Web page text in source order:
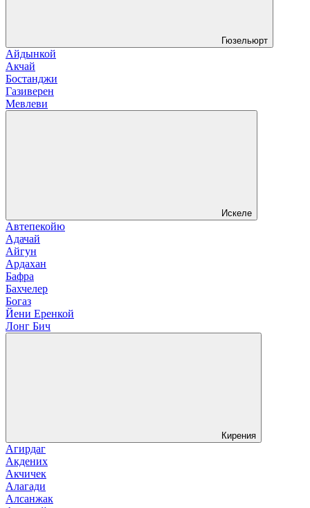
Гюзельюрт
Айдынкой
Акчай
Бостанджи
Газиверен
Мевлеви
Искеле
Автепекойю
Адачай
Айгун
Ардахан
Бафра
Бахчелер
Богаз
Йени Еренкой
Лонг Бич
Кирения
Агирдаг
Акдених
Акчичек
Алагади
Алсанжак